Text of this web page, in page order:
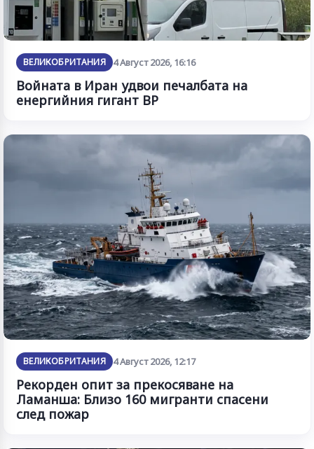
ВЕЛИКОБРИТАНИЯ 4 Август 2026, 16:16
Войната в Иран удвои печалбата на
енергийния гигант BP
ВЕЛИКОБРИТАНИЯ 4 Август 2026, 12:17
Рекорден опит за прекосяване на
Ламанша: Близо 160 мигранти спасени
след пожар